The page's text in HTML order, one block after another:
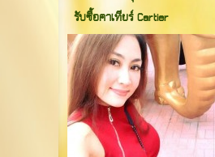
รับซื้อคาเทียร์ Cartier